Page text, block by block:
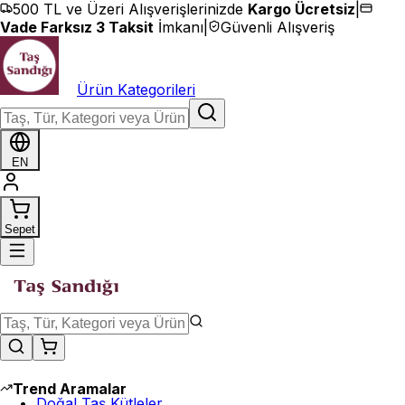
İçeriğe geç
500 TL ve Üzeri Alışverişlerinizde Kargo Ücretsiz
Vade Farksız 3 Taksit İmkanı Güvenli Alışveriş
Ürün Kategorileri
EN
Sepet
Trend Aramalar